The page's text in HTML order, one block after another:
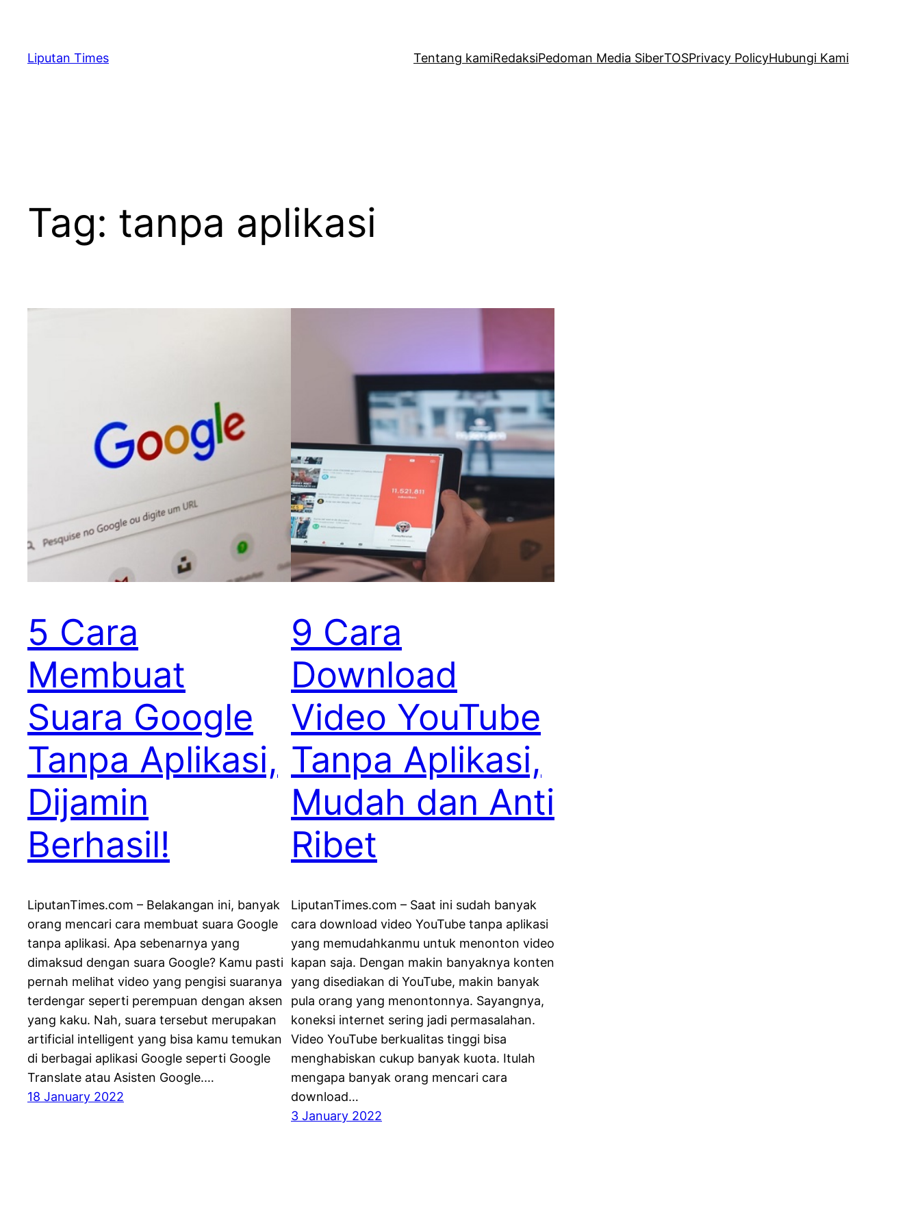
content
Liputan Times Tentang kamiRedaksiPedoman Media SiberTOSPrivacy PolicyHubungi Kami
Tag: tanpa aplikasi
5 Cara
Membuat
Suara Google
Tanpa Aplikasi,
Dijamin
Berhasil!
LiputanTimes.com – Belakangan ini, banyak
orang mencari cara membuat suara Google
tanpa aplikasi. Apa sebenarnya yang
dimaksud dengan suara Google? Kamu pasti
pernah melihat video yang pengisi suaranya
terdengar seperti perempuan dengan aksen
yang kaku. Nah, suara tersebut merupakan
artificial intelligent yang bisa kamu temukan
di berbagai aplikasi Google seperti Google
Translate atau Asisten Google.…
18 January 2022
9 Cara
Download
Video YouTube
Tanpa Aplikasi,
Mudah dan Anti
Ribet
LiputanTimes.com – Saat ini sudah banyak
cara download video YouTube tanpa aplikasi
yang memudahkanmu untuk menonton video
kapan saja. Dengan makin banyaknya konten
yang disediakan di YouTube, makin banyak
pula orang yang menontonnya. Sayangnya,
koneksi internet sering jadi permasalahan.
Video YouTube berkualitas tinggi bisa
menghabiskan cukup banyak kuota. Itulah
mengapa banyak orang mencari cara
download…
3 January 2022